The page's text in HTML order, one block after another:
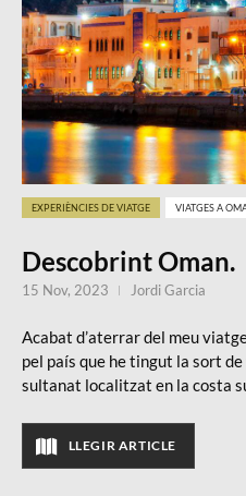
Descobrint Oman.
EXPERIÈNCIES DE VIATGE VIATGES A
Acabat d’aterrar del meu
pel país que he tingut la sort
sultanat localitzat en la costa
LLEGIR ARTICLE
15 Nov, 2023 Jordi Garcia